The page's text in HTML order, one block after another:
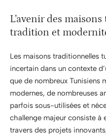
L’avenir des
tradition et
Les maisons traditionnelles
incertain dans un contexte
que de nombreux Tunisiens
modernes, de nombreuses
parfois sous-utilisées et
challenge majeur consiste à
travers des projets